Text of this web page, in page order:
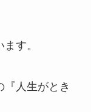
す。
人生がとき